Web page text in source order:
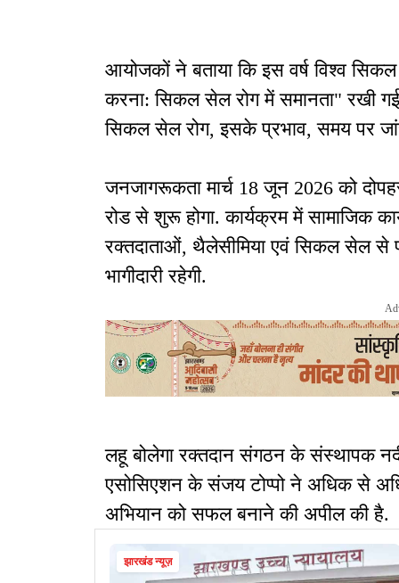
आयोजकों ने बताया कि इस वर्ष विश्व
करना: सिकल सेल रोग में समानता" रखी
सिकल सेल रोग, इसके प्रभाव, समय पर
जनजागरूकता मार्च 18 जून 2026 को
रोड से शुरू होगा. कार्यक्रम में सामाजिक
रक्तदाताओं, थैलेसीमिया एवं सिकल सेल से
भागीदारी रहेगी.
लहू बोलेगा रक्तदान संगठन के संस्थापक
एसोसिएशन के संजय टोप्पो ने अधिक से
अभियान को सफल बनाने की अपील की है.
झारखंड न्यूज़